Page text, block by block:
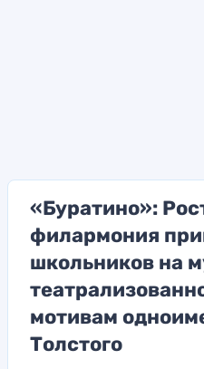
«Буратино»:
филармония
школьников на
мотивам
Толстого